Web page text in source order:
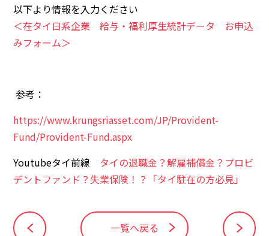
以下より情報を入力ください
＜在タイ日系企業 給与・福利厚生統計データ お申込
みフォーム＞
参考：
https://www.krungsriasset.com/JP/Provident-
Fund/Provident-Fund.aspx
Youtubeタイ前線 タイの退職金？解雇補償金？プロビ
デントファンド？失業保険！？「タイ駐在の方必見」
一覧へ戻る